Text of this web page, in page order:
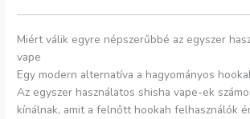
Miért válik egyre népszerűbbé az egyszer
vape
Egy modern alternatíva a hagyományos
Az egyszer használatos shisha vape-ek
kínálnak, amit a felnőtt hookah felhasználók